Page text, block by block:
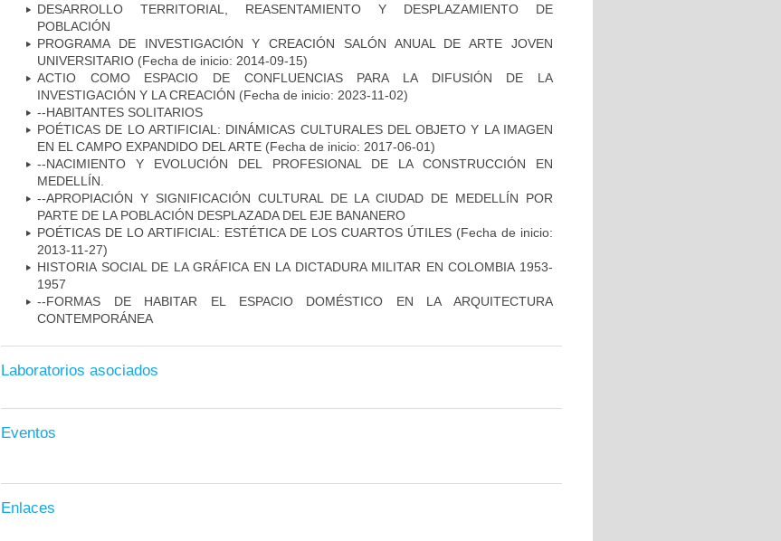
DESARROLLO TERRITORIAL, REASENTAMIENTO Y DESPLAZAMIENTO DE
POBLACIÓN
PROGRAMA DE INVESTIGACIÓN Y CREACIÓN SALÓN ANUAL DE ARTE JOVEN
UNIVERSITARIO (Fecha de inicio: 2014-09-15)
ACTIO COMO ESPACIO DE CONFLUENCIAS PARA LA DIFUSIÓN DE LA
INVESTIGACIÓN Y LA CREACIÓN (Fecha de inicio: 2023-11-02)
--HABITANTES SOLITARIOS
POÉTICAS DE LO ARTIFICIAL: DINÁMICAS CULTURALES DEL OBJETO Y LA IMAGEN
EN EL CAMPO EXPANDIDO DEL ARTE (Fecha de inicio: 2017-06-01)
--NACIMIENTO Y EVOLUCIÓN DEL PROFESIONAL DE LA CONSTRUCCIÓN EN
MEDELLÍN.
--APROPIACIÓN Y SIGNIFICACIÓN CULTURAL DE LA CIUDAD DE MEDELLÍN POR
PARTE DE LA POBLACIÓN DESPLAZADA DEL EJE BANANERO
POÉTICAS DE LO ARTIFICIAL: ESTÉTICA DE LOS CUARTOS ÚTILES (Fecha de inicio:
2013-11-27)
HISTORIA SOCIAL DE LA GRÁFICA EN LA DICTADURA MILITAR EN COLOMBIA 1953-
1957
--FORMAS DE HABITAR EL ESPACIO DOMÉSTICO EN LA ARQUITECTURA
CONTEMPORÁNEA
Laboratorios asociados
Eventos
Enlaces